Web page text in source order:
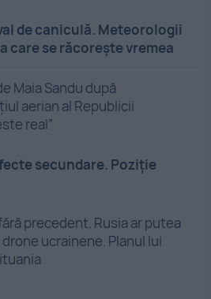
de caniculă. Meteorologii
care se răcorește vremea
Maia Sandu după
aerian al Republicii
real”
secundare. Poziție
precedent. Rusia ar putea
ucrainene. Planul lui